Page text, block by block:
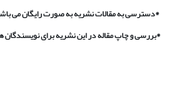
*دسترسی به مقالات نشریه به صورت رایگان می
*بررسی و چاپ مقاله در این نشریه برای